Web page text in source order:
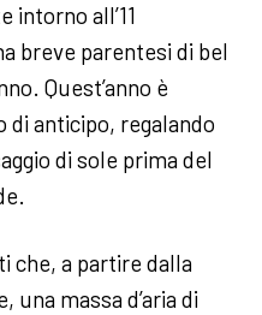
all’11
breve parentesi di bel
Quest’anno è
di anticipo, regalando
di sole prima del
che, a partire dalla
una massa d’aria di